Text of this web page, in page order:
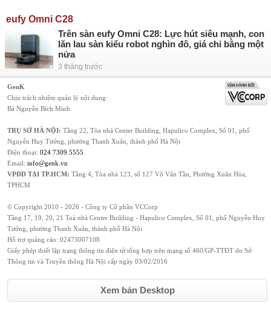
eufy Omni C28
Trên sàn eufy Omni C28: Lực hút siêu mạnh, con
lăn lau sàn kiểu robot nghìn đô, giá chỉ bằng một
nửa
3 tháng trước
GenK
Chịu trách nhiệm quản lý nội dung:
Bà Nguyễn Bích Minh
TRỤ SỞ HÀ NỘI: Tầng 22, Tòa nhà Center Building, Hapulico Complex, Số 01, phố
Nguyễn Huy Tưởng, phường Thanh Xuân, thành phố Hà Nội
Điện thoại: 024 7309 5555
Email: info@genk.vn
VPĐD TẠI TP.HCM: Tầng 4, Tòa nhà 123, số 127 Võ Văn Tần, Phường Xuân Hòa,
TPHCM
© Copyright 2010 - 2026 - Công ty Cổ phần VCCorp
Tầng 17, 19, 20, 21 Toà nhà Center Building - Hapulico Complex, Số 01, phố Nguyễn Huy
Tưởng, phường Thanh Xuân, thành phố Hà Nội
Hỗ trợ quảng cáo: 02473007108
Giấy phép thiết lập trang thông tin điện tử tổng hợp trên mạng số 460/GP-TTĐT do Sở
Thông tin và Truyền thông Hà Nội cấp ngày 03/02/2016
Xem bản Desktop